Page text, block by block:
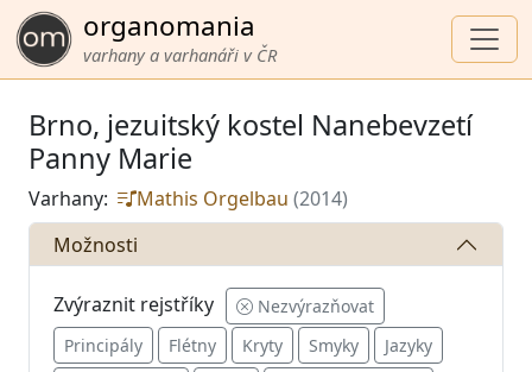
organomania
varhany a varhanáři v ČR
Brno, jezuitský kostel Nanebevzetí
Panny Marie
Varhany: Mathis Orgelbau (2014)
Možnosti
Zvýraznit rejstříky
Nezvýrazňovat
Principály
Flétny Kryty Smyky
Jazyky